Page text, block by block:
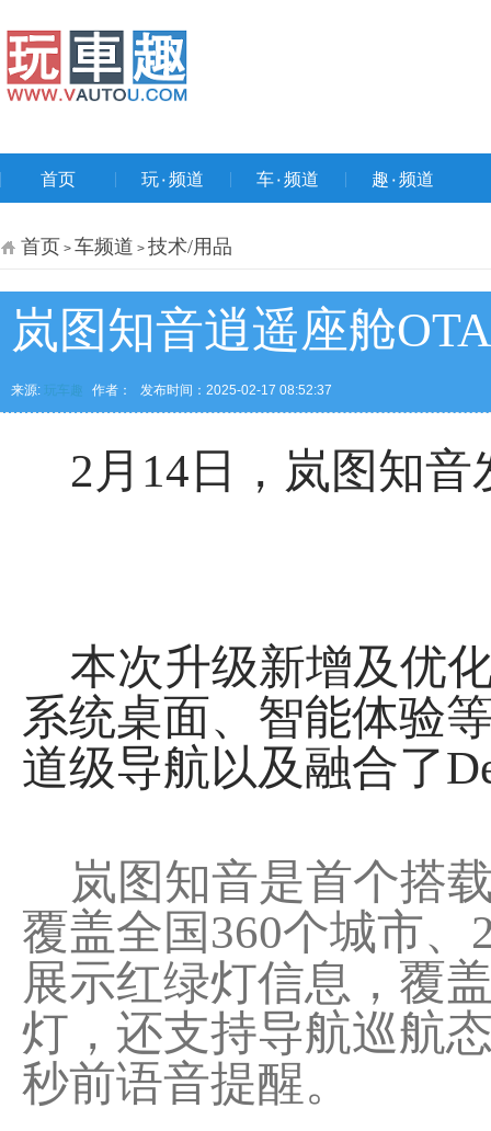
首页 玩۰频道 车۰频道 趣۰频道
首页 > 车频道 > 技术/用品
岚图知音逍遥座舱
来源: 玩车趣 作者： 发布时间：2025-02-17 08:52:37
2月14日，岚图知音
本次升级新增及优
系统桌面、智能体验
道级导航以及融合了
岚图知音是首个搭
覆盖全国360个城市、
展示红绿灯信息，覆
灯，还支持导航巡航
秒前语音提醒。